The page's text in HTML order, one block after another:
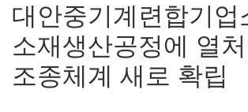
대안중기계련합기업
소재생산공정에 열
조종체계 새로 확립